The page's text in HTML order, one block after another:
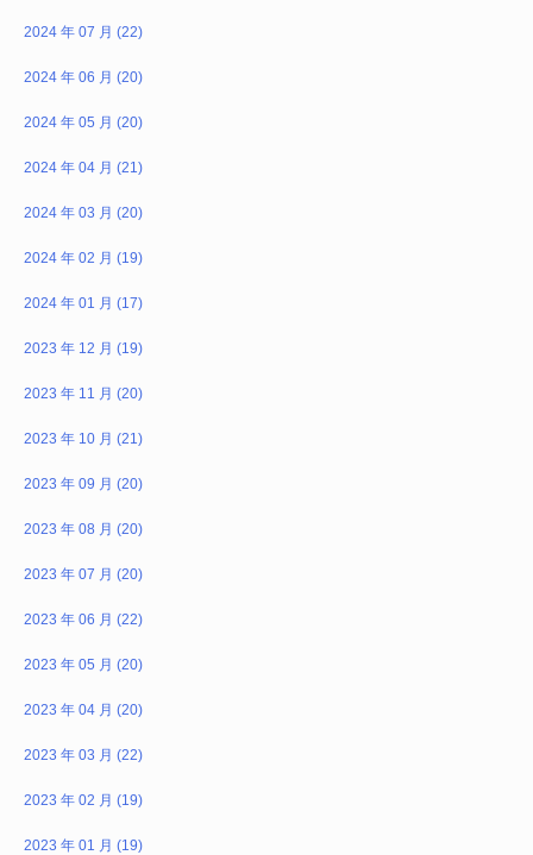
2024 年 07 月 (22)
2024 年 06 月 (20)
2024 年 05 月 (20)
2024 年 04 月 (21)
2024 年 03 月 (20)
2024 年 02 月 (19)
2024 年 01 月 (17)
2023 年 12 月 (19)
2023 年 11 月 (20)
2023 年 10 月 (21)
2023 年 09 月 (20)
2023 年 08 月 (20)
2023 年 07 月 (20)
2023 年 06 月 (22)
2023 年 05 月 (20)
2023 年 04 月 (20)
2023 年 03 月 (22)
2023 年 02 月 (19)
2023 年 01 月 (19)